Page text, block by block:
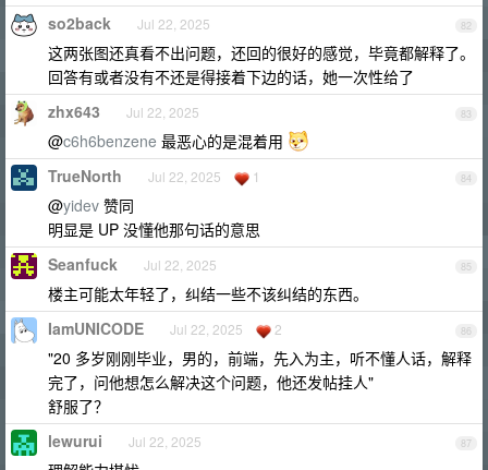
82
so2back Jul 22, 2025
这两张图还真看不出问题，还回的很好的感觉，毕竟都解释了。
回答有或者没有不还是得接着下边的话，她一次性给了
83
zhx643 Jul 22, 2025
@c6h6benzene 最恶心的是混着用
84
TrueNorth Jul 22, 2025 1
@yidev 赞同
明显是 UP 没懂他那句话的意思
85
Seanfuck Jul 22, 2025
楼主可能太年轻了，纠结一些不该纠结的东西。
86
IamUNICODE Jul 22, 2025 2
"20 多岁刚刚毕业，男的，前端，先入为主，听不懂人话，解释
完了，问他想怎么解决这个问题，他还发帖挂人"
舒服了？
87
lewurui Jul 22, 2025